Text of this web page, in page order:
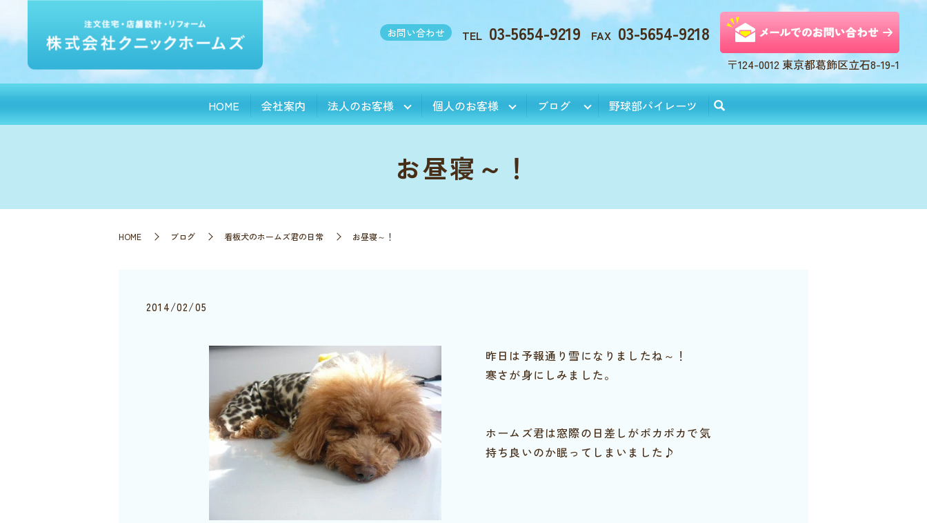
お問い合わせ TEL 03-5654-9219 FAX 03-5654-9218
〒124-0012 東京都葛飾区立石8-19-1
HOME 会社案内 法人のお客様 個人のお客様 ブログ 野球部パイレーツ
お昼寝～！
HOME ブログ 看板犬のホームズ君の日常 お昼寝～！
2014/02/05
昨日は予報通り雪になりましたね～！
寒さが身にしみました。
ホームズ君は窓際の日差しがポカポカで気
持ち良いのか眠ってしまいました♪